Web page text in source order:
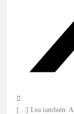
[…] Lea también: